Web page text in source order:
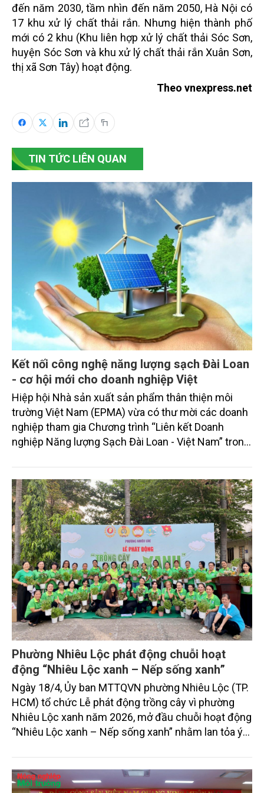
đến năm 2030, tầm nhìn đến năm 2050, Hà Nội có
17 khu xử lý chất thải rắn. Nhưng hiện thành phố
mới có 2 khu (Khu liên hợp xử lý chất thải Sóc Sơn,
huyện Sóc Sơn và khu xử lý chất thải rắn Xuân Sơn,
thị xã Sơn Tây) hoạt động.
Theo vnexpress.net
TIN TỨC LIÊN QUAN
Kết nối công nghệ năng lượng sạch Đài Loan
- cơ hội mới cho doanh nghiệp Việt
Hiệp hội Nhà sản xuất sản phẩm thân thiện môi
trường Việt Nam (EPMA) vừa có thư mời các doanh
nghiệp tham gia Chương trình “Liên kết Doanh
nghiệp Năng lượng Sạch Đài Loan - Việt Nam” trong
khai với sự hỗ trợ của Cục Quản lý Thương mại
Quốc tế, Bộ Kinh tế Đài Loan.
Phường Nhiêu Lộc phát động chuỗi hoạt
động “Nhiêu Lộc xanh – Nếp sống xanh”
Ngày 18/4, Ủy ban MTTQVN phường Nhiêu Lộc (TP.
HCM) tổ chức Lễ phát động trồng cây vì phường
Nhiêu Lộc xanh năm 2026, mở đầu chuỗi hoạt động
“Nhiêu Lộc xanh – Nếp sống xanh” nhằm lan tỏa ý